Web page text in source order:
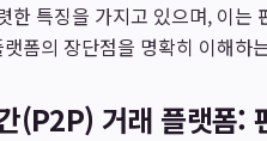
한 특징을 가지고 있으며, 이는
폼의 장단점을 명확히 이해하
(P2P) 거래 플랫폼: